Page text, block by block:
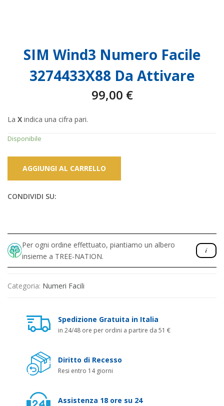
SIM Wind3 Numero Facile
3274433X88 Da Attivare
99,00 €
La X indica una cifra pari.
Disponibile
AGGIUNGI AL CARRELLO
CONDIVIDI SU:
Per ogni ordine effettuato, piantiamo un albero
insieme a TREE-NATION.
Categoria: Numeri Facili
Spedizione Gratuita in Italia
in 24/48 ore per ordini a partire da 51 €
Diritto di Recesso
Resi entro 14 giorni
Assistenza 18 ore su 24